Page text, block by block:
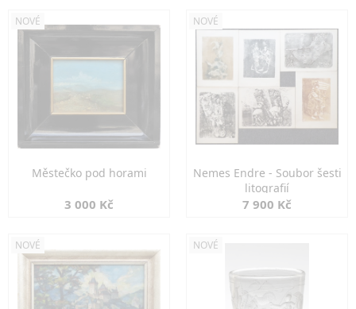
NOVÉ
Městečko pod horami
3 000 Kč
NOVÉ
Nemes Endre - Soubor šesti
litografií
7 900 Kč
NOVÉ NOVÉ